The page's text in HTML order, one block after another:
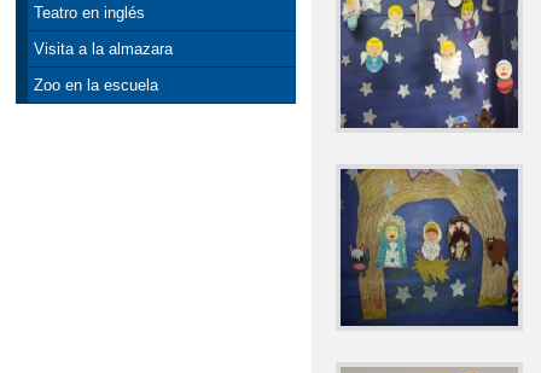
Teatro en inglés
Visita a la almazara
Zoo en la escuela